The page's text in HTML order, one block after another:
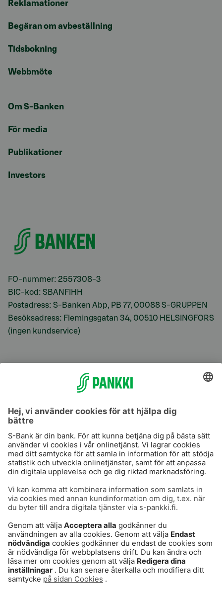
Reklamationer
Begäran om avbeställning
Tidsbokning
Webbmöte
Om S-Banken
För media
Publikationer
Investors
FO-nummer: 2557308-3
BIC-kod: SBANFIHH
Postadress: S-Banken Abp, PB 77, 00088 S-GRUPPEN
Besöksadress: Flemingsgatan 34, 00510 HELSINGFORS
(ingen kundservice)
S-Prime
Användarvillkor
Dataskydd
Cookies
Tillgänglighetsutlåtande